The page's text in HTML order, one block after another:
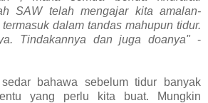
SAW telah mengajar kita amalan-
dalam tandas mahupun tidur.
Tindakannya dan juga doanya" -
bahawa sebelum tidur banyak
yang perlu kita buat. Mungkin